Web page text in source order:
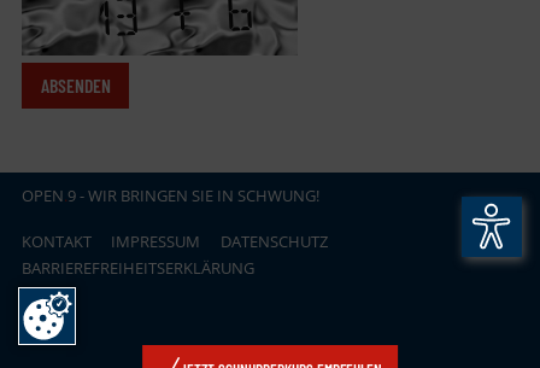
OPEN.9 - WIR BRINGEN SIE IN SCHWUNG!
KONTAKT IMPRESSUM
DATENSCHUTZ
BARRIEREFREIHEITSERKLÄRUNG